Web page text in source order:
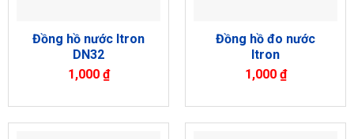
Đồng hồ nước Itron
DN32
1,000 ₫
Đồng hồ đo nước
Itron
1,000 ₫